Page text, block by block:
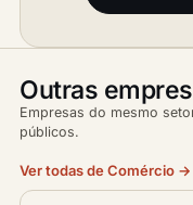
Outras
Empresas do mesmo
públicos.
Ver todas de Comércio →